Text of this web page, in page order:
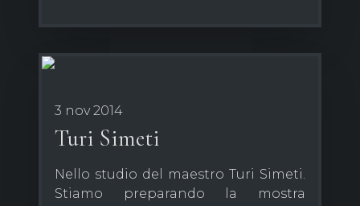
3 nov 2014
Turi Simeti
Nello studio del maestro Turi Simeti.
Stiamo preparando la mostra